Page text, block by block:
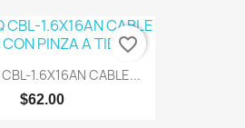
1.6X16AN CABLE...
$62.00
favorite_border